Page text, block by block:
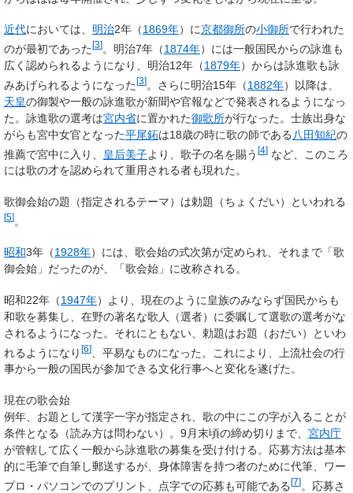
近代においては、 明治2年（1869年）に京都御所の小御所で行われた
のが最初であった [3] 。明治7年（1874年）には一般国民からの詠進も
広く認められるようになり、明治12年（1879年）からは詠進歌も詠
みあげられるようになった[3]。さらに明治15年（1882年）以降は、
天皇の御製や一般の詠進歌が新聞や官報などで発表されるようになっ
た。詠進歌の選考は宮内省に置かれた御歌所が行なった。士族出身な
がらも宮中女官となった平尾鉐は18歳の時に歌の師である 八田知紀の
推薦で宮中に入り、 皇后美子より、歌子の名を賜う [4] など、このころ
には歌の才を認められて重用される者も現れた。
歌御会始の題（指定されるテーマ）は勅題 （ちょくだい）といわれる
[5]。
昭和3年（1928年）には、歌会始の式次第が定められ、それまで「歌
御会始」だったのが、「歌会始」に改称される。
昭和22年（1947年）より、現在のように皇族のみならず国民からも
和歌を募集し、在野の著名な歌人（選者）に委嘱して選歌の選考がな
されるようになった。それにともない、勅題はお題 （おだい）といわ
れるようになり [6]
、平易なものになった。これにより、上流社会の行
事から一般の国民が参加できる文化行事へと変化を遂げた。
現在の歌会始
例年、お題として漢字一字が指定され、歌の中にこの字が入ることが
条件となる（読み方は問わない）。9月末頃の締め切りまで、 宮内庁
が管轄して広く一般から詠進歌の募集を受け付ける。応募方法は基本
的に毛筆で自筆し郵送するが、身体障害を持つ者のために代筆、ワー
プロ・パソコンでのプリント、点字での応募も可能である [7] 。応募さ